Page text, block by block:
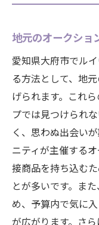
地元のオークショ
愛知県大府市でル
る方法として、地
げられます。これ
プでは見つけられ
く、思わぬ出会い
ニティが主催する
接商品を持ち込む
とが多いです。ま
め、予算内で気に
が広がります。さ